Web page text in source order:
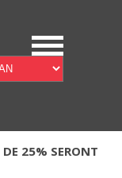
DE 25% SERONT